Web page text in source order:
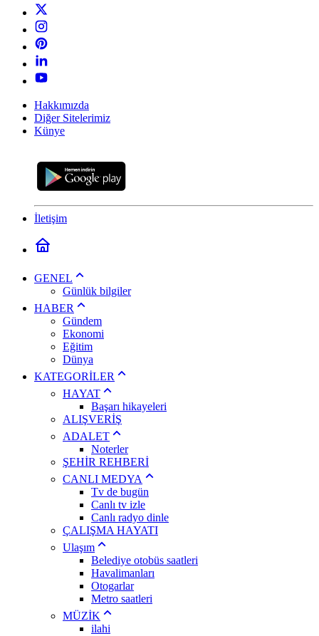
Hakkımızda
Diğer Sitelerimiz
Künye
İletişim
GENEL
Günlük bilgiler
HABER
Gündem
Ekonomi
Eğitim
Dünya
KATEGORİLER
HAYAT
Başarı hikayeleri
ALIŞVERİŞ
ADALET
Noterler
ŞEHİR REHBERİ
CANLI MEDYA
Tv de bugün
Canlı tv izle
Canlı radyo dinle
ÇALIŞMA HAYATI
Ulaşım
Belediye otobüs saatleri
Havalimanları
Otogarlar
Metro saatleri
MÜZİK
ilahi